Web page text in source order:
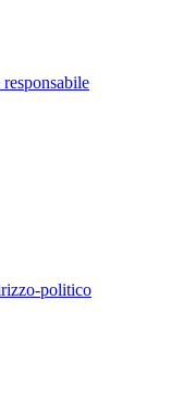
politico